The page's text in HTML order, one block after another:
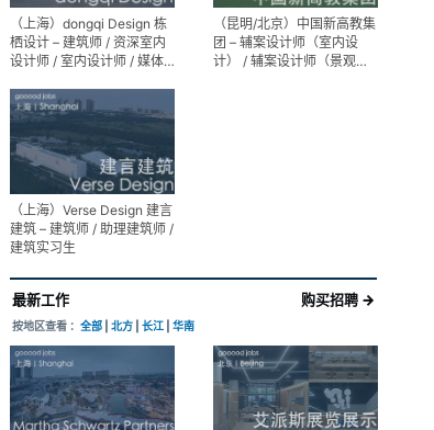
（上海）dongqi Design 栋
栖设计 – 建筑师 / 资深室内
设计师 / 室内设计师 / 媒体
生（常年招聘）
（昆明/北京）中国新高教集
团 – 辅案设计师（室内设
计） / 辅案设计师（景观设
（上海）Verse Design 建言
建筑 – 建筑师 / 助理建筑师 /
建筑实习生
最新工作 购买招聘 →
按地区查看 ： 全部 北方 长江 华南